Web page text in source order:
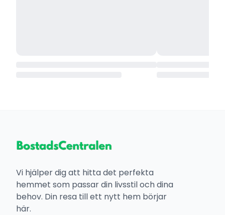
Vi hjälper dig att hitta det perfekta
hemmet som passar din livsstil och dina
behov. Din resa till ett nytt hem börjar
här.